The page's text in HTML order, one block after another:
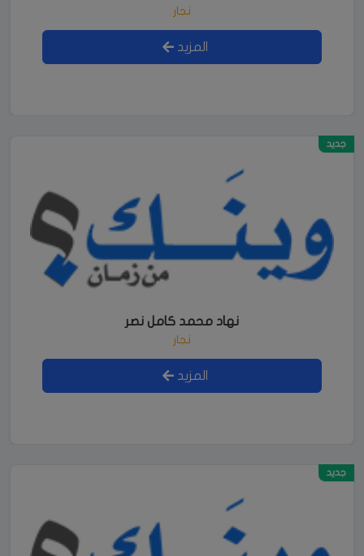
نجار
المزيد
جديد
نهاد محمد كامل نصر
نجار
المزيد
جديد